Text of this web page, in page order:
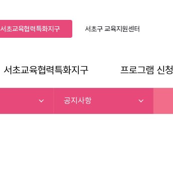
서초교육협력특화지구 서초구교육지원센터
서초교육협력특화지구 프로그램 신청
공지사항